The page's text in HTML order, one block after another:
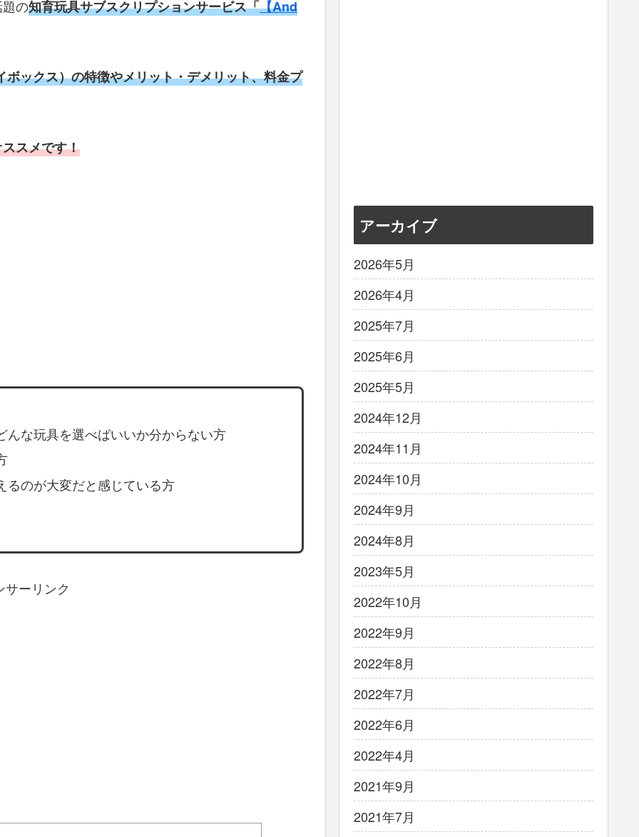
の知育玩具サブスクリプションサービス「【And
ボックス）の特徴やメリット・デメリット、料金プ
スメです！
な玩具を選べばいいか分からない方
るのが大変だと感じている方
サーリンク
アーカイブ
2026年5月
2026年4月
2025年7月
2025年6月
2025年5月
2024年12月
2024年11月
2024年10月
2024年9月
2024年8月
2023年5月
2022年10月
2022年9月
2022年8月
2022年7月
2022年6月
2022年4月
2021年9月
2021年7月